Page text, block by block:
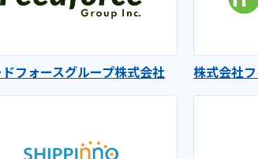
フォースグループ株式会社 株式会社